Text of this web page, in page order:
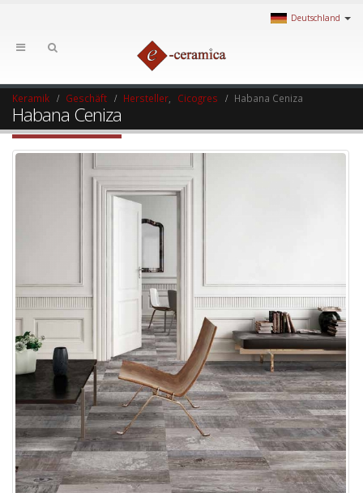
Deutschland
Keramik Geschäft Hersteller Cicogres Habana Ceniza
Habana Ceniza